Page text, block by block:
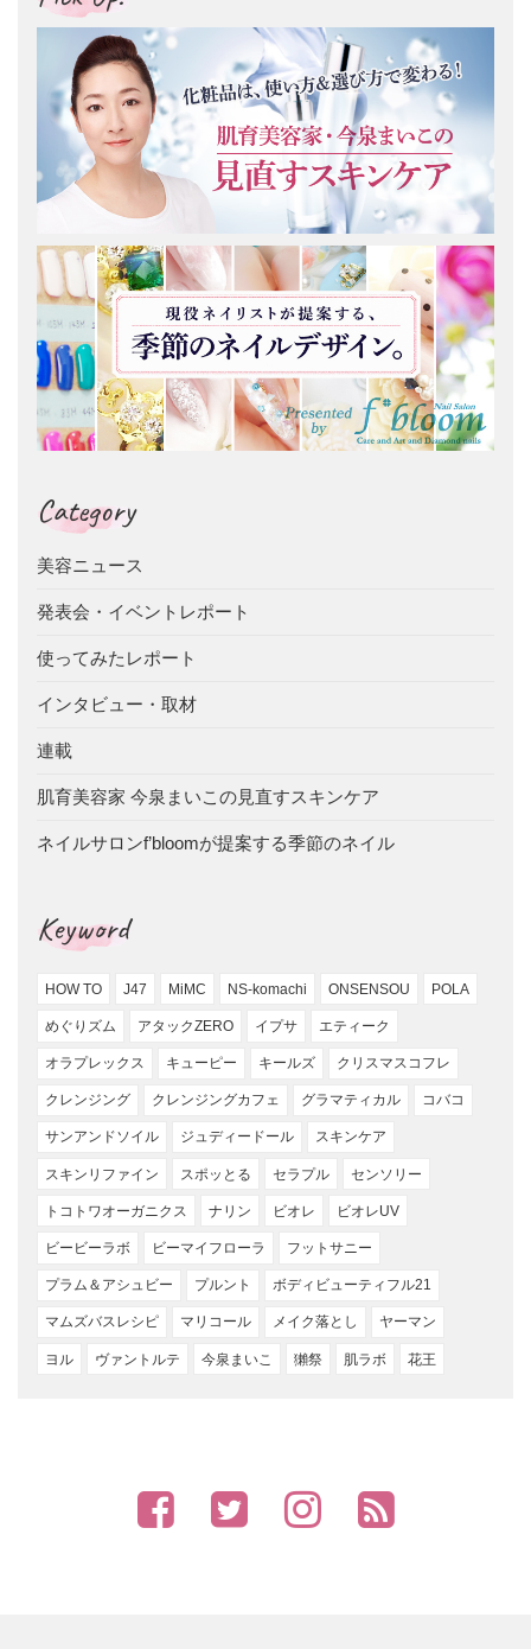
Category
美容ニュース
発表会・イベントレポート
使ってみたレポート
インタビュー・取材
連載
肌育美容家 今泉まいこの見直すスキンケア
ネイルサロンf’bloomが提案する季節のネイル
Keyword
HOW TO J47 MiMC NS-komachi ONSENSOU POLA
めぐりズム アタックZERO イプサ エティーク
オラプレックス キューピー キールズ クリスマスコフレ
クレンジング クレンジングカフェ グラマティカル コバコ
サンアンドソイル ジュディードール スキンケア
スキンリファイン スポッとる セラプル センソリー
トコトワオーガニクス ナリン ビオレ ビオレUV
ビービーラボ ビーマイフローラ フットサニー
プラム＆アシュビー プルント ボディビューティフル21
マムズバスレシピ マリコール メイク落とし ヤーマン
ヨル ヴァントルテ 今泉まいこ 獺祭 肌ラボ 花王